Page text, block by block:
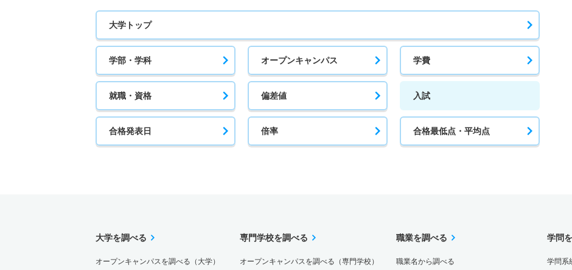
大学トップ
学部・学科 オープンキャンパス 学費
就職・資格 偏差値 入試
合格発表日 倍率 合格最低点・平均点
大学を調べる
オープンキャンパスを調べる（大学）
専門学校を調べる
オープンキャンパスを調べる（専門学校）
職業を調べる
職業名から調べる
学問
学問系